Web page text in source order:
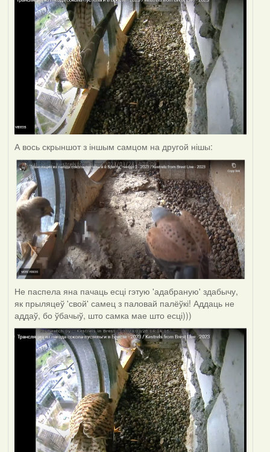
А вось скрыншот з іншым самцом на другой нішы:
Не паспела яна пачаць есці гэтую 'адабраную' здабычу,
як прыляцеў 'свой' самец з паловай палёўкі! Аддаць не
аддаў, бо ўбачыў, што самка мае што есці)))